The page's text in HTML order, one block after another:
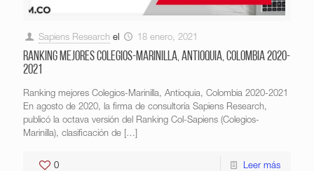
Sapiens Research el 18 enero, 2021
Ranking mejores Colegios-Marinilla, Antioquia, Colombia 2020-
2021
Ranking mejores Colegios-Marinilla, Antioquia, Colombia 2020-2021
En agosto de 2020, la firma de consultoría Sapiens Research,
publicó la octava versión del Ranking Col-Sapiens (Colegios-
Marinilla), clasificación de […]
0 Leer más